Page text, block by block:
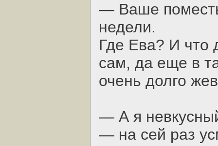
— Ваше
недели.
Где Ева? И что
сам, да еще в
очень долго
— А я
— на сей раз